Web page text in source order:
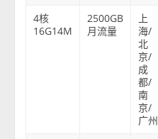
4核
16G14M
2500GB
月流量
上
海/
北
京/
成
都/
南
京/
广州